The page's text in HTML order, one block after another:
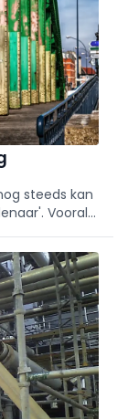
steeds kan
Vooral
dat de asset